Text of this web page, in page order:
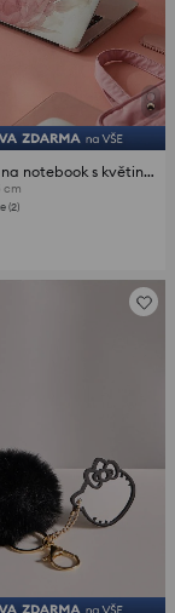
Samolepka na notebook s květinovým motivem
cm
(2)